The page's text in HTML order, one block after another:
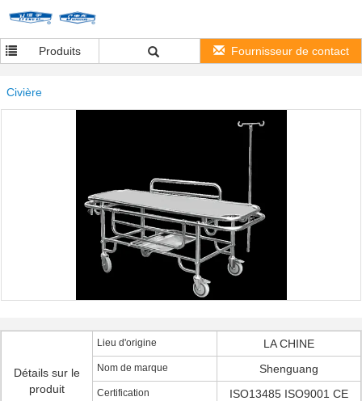
Produits Fournisseur de contact
Civière
Détails sur le
produit
Lieu d'origine LA CHINE
Nom de marque Shenguang
Certification ISO13485 ISO9001 CE